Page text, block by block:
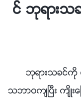
င္ ဘုရား
ဘုရားသခင္ကို
သဘာဝက်ၿပီး က်ိဳး